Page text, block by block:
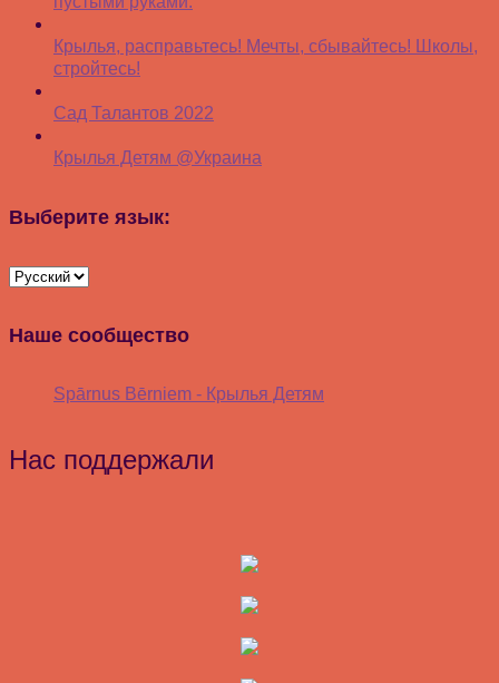
Крылья, расправьтесь! Мечты, сбывайтесь! Школы,
стройтесь!
Сад Талантов 2022
Крылья Детям @Украина
Выберите язык:
Наше сообщество
Spārnus Bērniem - Крылья Детям
Нас поддержали